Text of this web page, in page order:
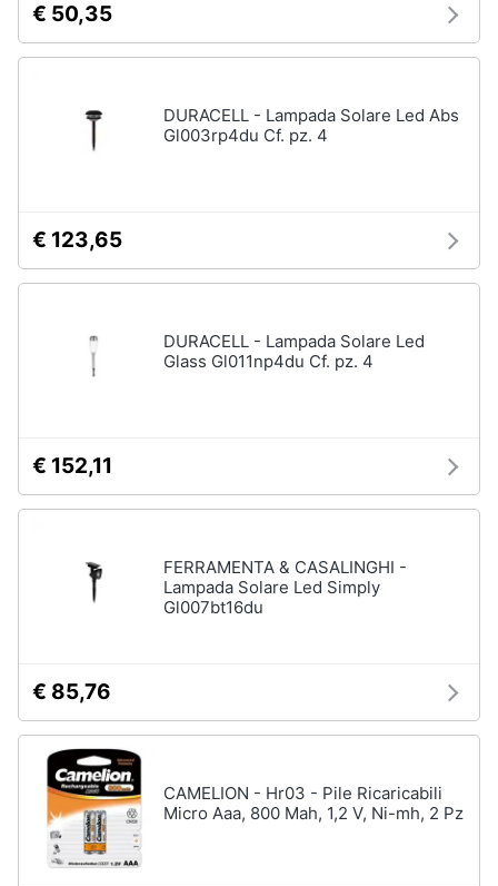
Sport
Motori
cd
dvd
Festività
Servizi
Assistenza
€ 50,35
DURACELL - Lampada Solare Led Abs
Gl003rp4du Cf. pz. 4
€ 123,65
DURACELL - Lampada Solare Led
Glass Gl011np4du Cf. pz. 4
€ 152,11
FERRAMENTA & CASALINGHI -
Lampada Solare Led Simply
Gl007bt16du
€ 85,76
CAMELION - Hr03 - Pile Ricaricabili
Micro Aaa, 800 Mah, 1,2 V, Ni-mh, 2 Pz